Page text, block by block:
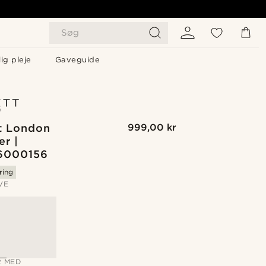
Søg
pleje Gaveguide
London
|
999,00 kr
MED